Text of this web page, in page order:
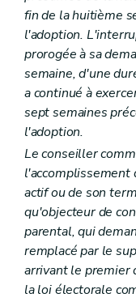
Art. 233
Art. 234
Art. 235
Art. 236
Art. 237
Titre VI Du
Chapitre
Art. 238
Art. 239
Art. 240
Art. 241
Art. 242
Art. 242bis
Art. 243
Art. 244
Art. 245
Art. 246
Art. 247
Art. 248
fin de la huitième
l'adoption.
prorogée à sa
semaine, d'une
a continué à
sept semaines
l'adoption.
Le conseiller
l'accomplissement
actif ou de son
qu'objecteur de
parental, qui
remplacé par le
arrivant le premier
la loi électorale